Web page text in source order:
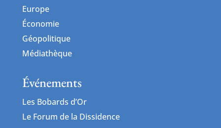
Europe
Économie
Géopolitique
Médiathèque
Événements
Les Bobards d’Or
Le Forum de la Dissidence